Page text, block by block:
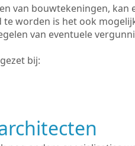
van bouwtekeningen,
worden is het ook
van eventuele
bij: